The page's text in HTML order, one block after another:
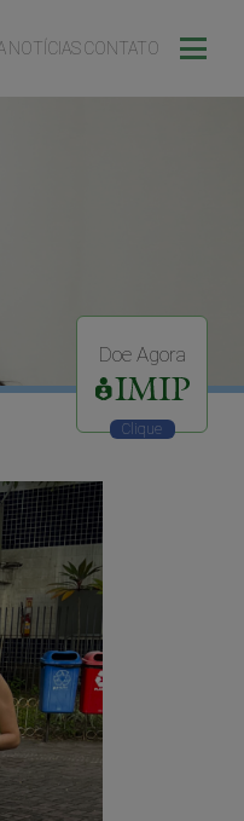
NOTÍCIASCONTATO
Doe Agora